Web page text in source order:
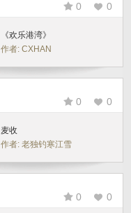
0 0
《欢乐港湾》
作者: CXHAN
0 0
麦收
作者: 老独钓寒江雪
0 0